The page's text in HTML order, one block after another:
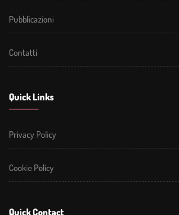
Pubblicazioni
Contatti
Quick Links
Privacy Policy
Cookie Policy
Quick Contact